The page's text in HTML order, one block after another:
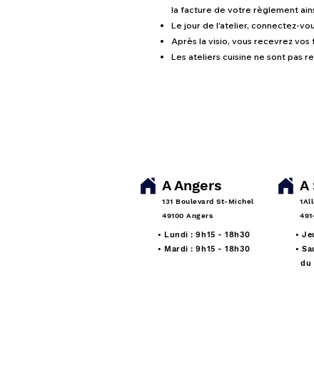
la facture de votre règlement
Le jour de l'atelier, connectez-
Après la visio, vous recevrez
Les ateliers cuisine ne sont pas
131 Boulevard St-Michel
49100 Angers
A Angers
• Lundi : 9h15 - 18h30
• Mardi : 9h15 - 18h30
A
•
•
du